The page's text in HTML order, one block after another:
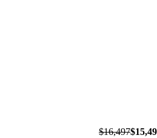
$16,497